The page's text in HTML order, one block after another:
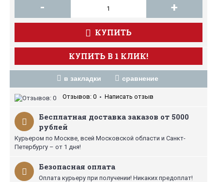
- +
КУПИТЬ
КУПИТЬ В 1 КЛИК!
в закладки сравнение
Отзывов: 0 • Написать отзыв
Бесплатная доставка заказов от 5000
рублей
Курьером по Москве, всей Московской области и Санкт-
Петербургу – от 1 дня!
Безопасная оплата
Оплата курьеру при получении! Никаких предоплат!